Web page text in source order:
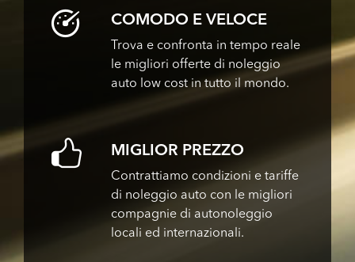
COMODO E VELOCE
Trova e confronta in tempo reale
le migliori offerte di noleggio
auto low cost in tutto il mondo.
MIGLIOR PREZZO
Contrattiamo condizioni e tariffe
di noleggio auto con le migliori
compagnie di autonoleggio
locali ed internazionali.